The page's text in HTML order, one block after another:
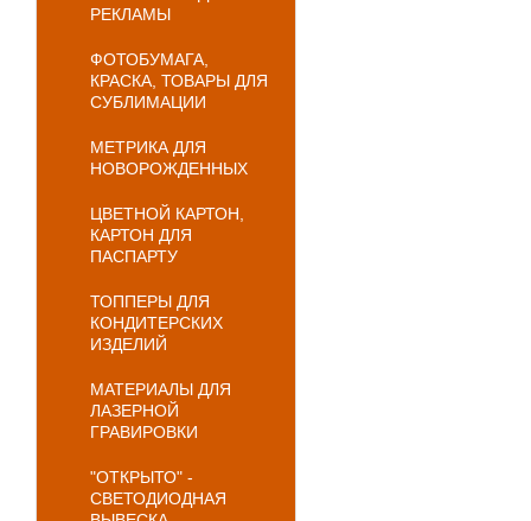
РЕКЛАМЫ
ФОТОБУМАГА,
КРАСКА, ТОВАРЫ ДЛЯ
СУБЛИМАЦИИ
МЕТРИКА ДЛЯ
НОВОРОЖДЕННЫХ
ЦВЕТНОЙ КАРТОН,
КАРТОН ДЛЯ
ПАСПАРТУ
ТОППЕРЫ ДЛЯ
КОНДИТЕРСКИХ
ИЗДЕЛИЙ
МАТЕРИАЛЫ ДЛЯ
ЛАЗЕРНОЙ
ГРАВИРОВКИ
"ОТКРЫТО" -
СВЕТОДИОДНАЯ